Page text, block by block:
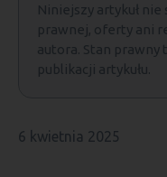
Niniejszy artykuł
prawnej, oferty ani
autora. Stan prawny
publikacji artykułu.
6 kwietnia 2025